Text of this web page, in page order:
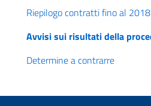
Riepilogo contratti fino al 2018
Avvisi sui risultati della
Determine a contrarre